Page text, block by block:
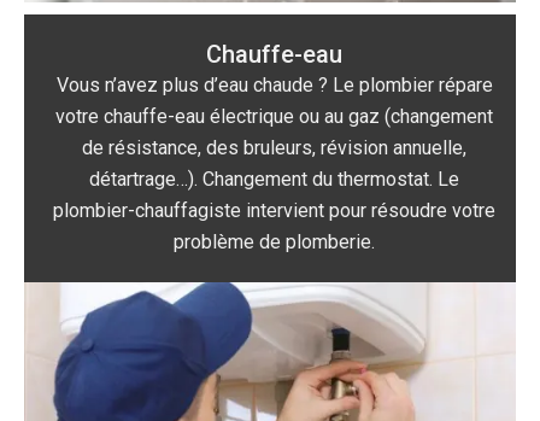
Chauffe-eau
Vous n’avez plus d’eau chaude ? Le plombier répare
votre chauffe-eau électrique ou au gaz (changement
de résistance, des bruleurs, révision annuelle,
détartrage…). Changement du thermostat. Le
plombier-chauffagiste intervient pour résoudre votre
problème de plomberie.